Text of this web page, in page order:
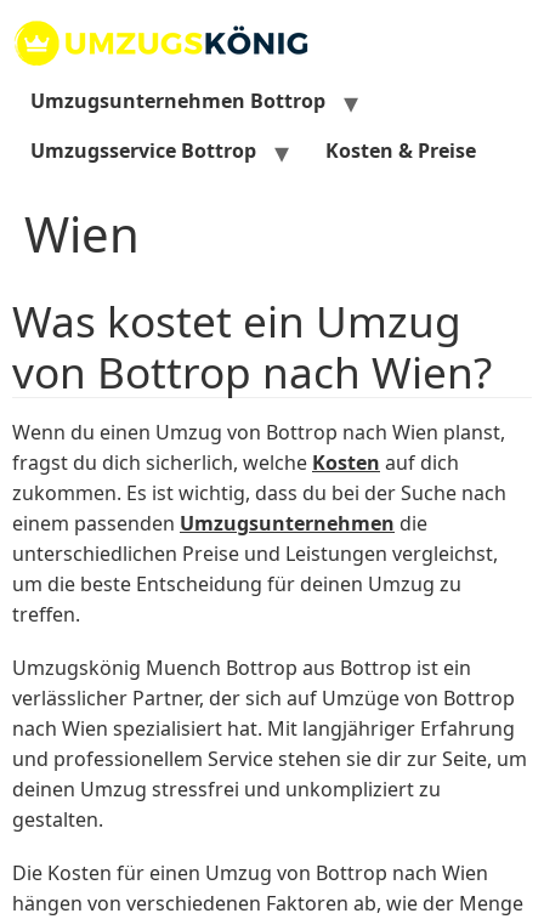
Inhalt
springen
Umzugsunternehmen Bottrop
Umzugsservice Bottrop
Kosten & Preise
Wien
Was kostet ein Umzug
von Bottrop nach Wien?
Wenn du einen Umzug von Bottrop nach Wien planst,
fragst du dich sicherlich, welche Kosten auf dich
zukommen. Es ist wichtig, dass du bei der Suche nach
einem passenden Umzugsunternehmen die
unterschiedlichen Preise und Leistungen vergleichst,
um die beste Entscheidung für deinen Umzug zu
treffen.
Umzugskönig Muench Bottrop aus Bottrop ist ein
verlässlicher Partner, der sich auf Umzüge von Bottrop
nach Wien spezialisiert hat. Mit langjähriger Erfahrung
und professionellem Service stehen sie dir zur Seite, um
deinen Umzug stressfrei und unkompliziert zu
gestalten.
Die Kosten für einen Umzug von Bottrop nach Wien
hängen von verschiedenen Faktoren ab, wie der Menge